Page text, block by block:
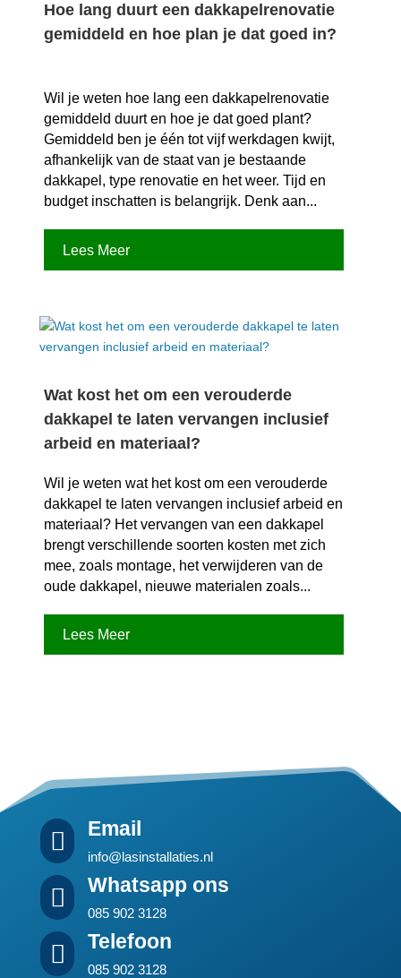
Hoe lang duurt een dakkapelrenovatie
gemiddeld en hoe plan je dat goed in?
Wil je weten hoe lang een dakkapelrenovatie
gemiddeld duurt en hoe je dat goed plant?
Gemiddeld ben je één tot vijf werkdagen kwijt,
afhankelijk van de staat van je bestaande
dakkapel, type renovatie en het weer.​ Tijd en
budget inschatten is belangrijk.​ Denk aan...
Lees Meer
Wat kost het om een verouderde
dakkapel te laten vervangen inclusief
arbeid en materiaal?
Wil je weten wat het kost om een verouderde
dakkapel te laten vervangen inclusief arbeid en
materiaal? Het vervangen van een dakkapel
brengt verschillende soorten kosten met zich
mee, zoals montage, het verwijderen van de
oude dakkapel, nieuwe materialen zoals...
Lees Meer
 Email
info@lasinstallaties.nl
 Whatsapp ons
085 902 3128
 Telefoon
085 902 3128